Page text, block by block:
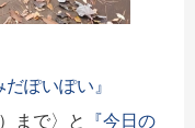
ぽいぽい』
まで〉と
『今日の